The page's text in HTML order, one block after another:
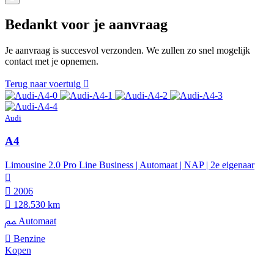
Bedankt voor je aanvraag
Je aanvraag is succesvol verzonden. We zullen zo snel mogelijk
contact met je opnemen.
Terug naar voertuig
Audi
A4
Limousine 2.0 Pro Line Business | Automaat | NAP | 2e eigenaar
2006
128.530 km
Automaat
Benzine
Kopen